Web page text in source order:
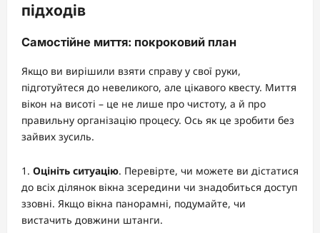
підходів
Самостійне миття: покроковий план
Якщо ви вирішили взяти справу у свої руки,
підготуйтеся до невеликого, але цікавого квесту. Миття
вікон на висоті – це не лише про чистоту, а й про
правильну організацію процесу. Ось як це зробити без
зайвих зусиль.
Оцініть ситуацію. Перевірте, чи можете ви дістатися
до всіх ділянок вікна зсередини чи знадобиться доступ
ззовні. Якщо вікна панорамні, подумайте, чи
вистачить довжини штанги.